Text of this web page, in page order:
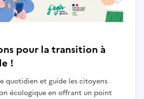
pour la transition à
!
quotidien et guide les citoyens
écologique en offrant un point